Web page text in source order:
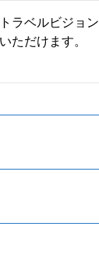
ラベルビジョ
ただけます。